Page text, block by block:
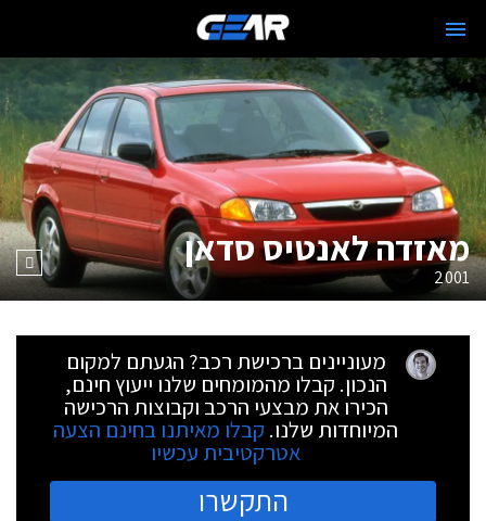
מאזדה לאנטיס סדאן
2001
מעוניינים ברכישת רכב? הגעתם למקום
הנכון. קבלו מהמומחים שלנו ייעוץ חינם,
הכירו את מבצעי הרכב וקבוצות הרכישה
המיוחדות שלנו. קבלו מאיתנו בחינם הצעה
אטרקטיבית עכשיו
התקשרו